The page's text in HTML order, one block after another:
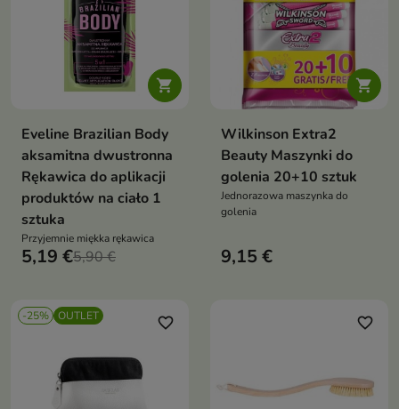

Eveline Brazilian Body
aksamitna dwustronna
Rękawica do aplikacji
produktów na ciało 1
sztuka
Przyjemnie miękka rękawica
5,19 €5,90 €

Wilkinson Extra2
Beauty Maszynki do
golenia 20+10 sztuk
Jednorazowa maszynka do
golenia
9,15 €
-25% OUTLET favorite_border favorite_border